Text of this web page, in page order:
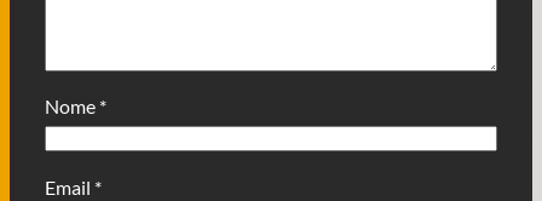
Nome *
Email *